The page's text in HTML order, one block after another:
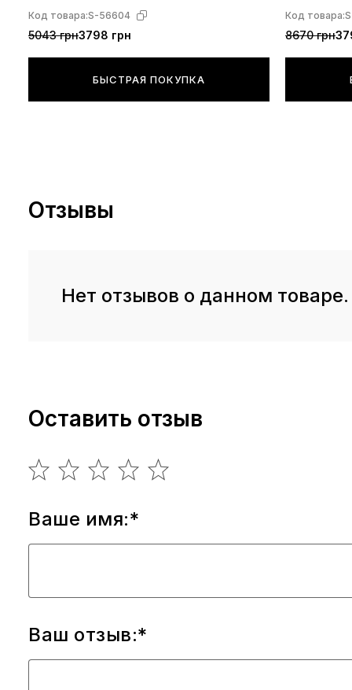
Код товара:S-56604
5043 грн3798 грн
БЫСТРАЯ ПОКУПКА
Код товара:
8670 грн
Отзывы
Нет отзывов о данном товаре.
Оставить отзыв
Ваше имя:*
Ваш отзыв:*